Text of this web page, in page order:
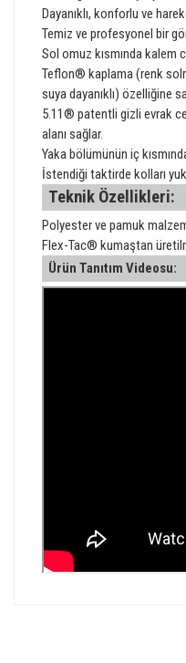
Dayanıklı, konforlu ve
Temiz ve profesyonel bir
Sol omuz kısmında kalem
Teflon® kaplama (renk
suya dayanıklı) özelliğine
5.11® patentli gizli evrak
alanı sağlar.
Yaka bölümünün iç
İstendiği taktirde kolları
Teknik Özellikleri:
Polyester ve pamuk
Flex-Tac® kumaştan
Ürün Tanıtım Videosu: